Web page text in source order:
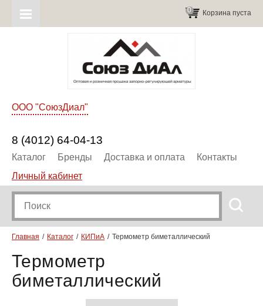
Корзина пуста
0
ООО "СоюзДиал"
8 (4012) 64-04-13
Каталог Бренды Доставка и оплата
Контакты
Личный кабинет
Главная Каталог КИПиА Термометр биметаллический
Термометр
биметаллический